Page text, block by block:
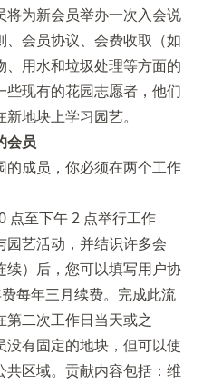
将为新会员举办一次入会说
会员协议、会费收取（如
用水和垃圾处理等方面的
现有的花园志愿者，他们
地块上学习园艺。
会员
成员，你必须在两个工作
点至下午 2 点举行工作
园艺活动，并结识许多会
续）后，您可以填写用户协
每年三月续费。完成此流
二次工作日当天或之
没有固定的地块，但可以使
区域。贡献内容包括：维